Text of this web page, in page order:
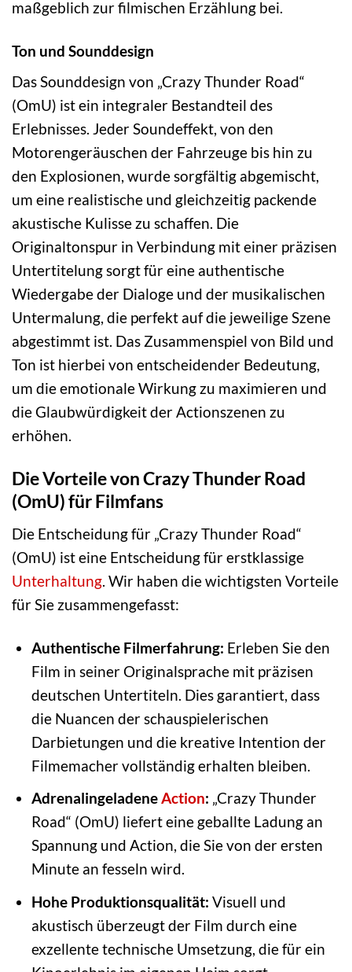
maßgeblich zur filmischen Erzählung bei.
Ton und Sounddesign
Das Sounddesign von „Crazy Thunder Road“
(OmU) ist ein integraler Bestandteil des
Erlebnisses. Jeder Soundeffekt, von den
Motorengeräuschen der Fahrzeuge bis hin zu
den Explosionen, wurde sorgfältig abgemischt,
um eine realistische und gleichzeitig packende
akustische Kulisse zu schaffen. Die
Originaltonspur in Verbindung mit einer präzisen
Untertitelung sorgt für eine authentische
Wiedergabe der Dialoge und der musikalischen
Untermalung, die perfekt auf die jeweilige Szene
abgestimmt ist. Das Zusammenspiel von Bild und
Ton ist hierbei von entscheidender Bedeutung,
um die emotionale Wirkung zu maximieren und
die Glaubwürdigkeit der Actionszenen zu
erhöhen.
Die Vorteile von Crazy Thunder Road
(OmU) für Filmfans
Die Entscheidung für „Crazy Thunder Road“
(OmU) ist eine Entscheidung für erstklassige
Unterhaltung . Wir haben die wichtigsten Vorteile
für Sie zusammengefasst:
Authentische Filmerfahrung: Erleben Sie den
Film in seiner Originalsprache mit präzisen
deutschen Untertiteln. Dies garantiert, dass
die Nuancen der schauspielerischen
Darbietungen und die kreative Intention der
Filmemacher vollständig erhalten bleiben.
AdrenalingeladeneAction: „Crazy Thunder
Road“ (OmU) liefert eine geballte Ladung an
Spannung und Action, die Sie von der ersten
Minute an fesseln wird.
Hohe Produktionsqualität: Visuell und
akustisch überzeugt der Film durch eine
exzellente technische Umsetzung, die für ein